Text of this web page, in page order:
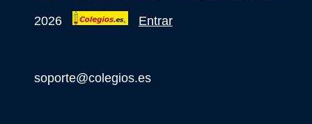
2026 Entrar
soporte@colegios.es